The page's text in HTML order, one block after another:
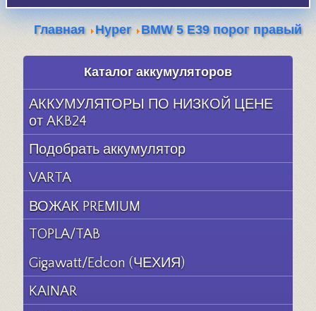
Главная Hyper BMW 5 E39 порог правый
Каталог аккумуляторов
АККУМУЛЯТОРЫ ПО НИЗКОЙ ЦЕНЕ
от AKB24
Подобрать аккумулятор
VARTA
ВОЖАК PREMIUM
TOPLA/TAB
Gigawatt/Edcon (ЧЕХИЯ)
KAINAR